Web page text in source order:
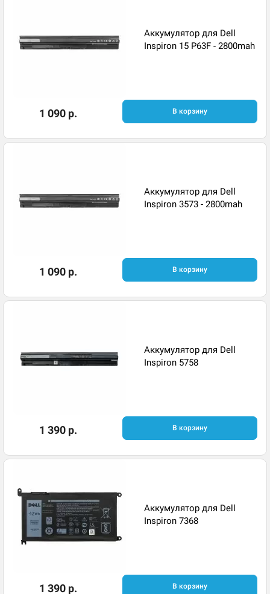
Аккумулятор для Dell
Inspiron 15 P63F - 2800mah
1 090 р. В корзину
Аккумулятор для Dell
Inspiron 3573 - 2800mah
1 090 р. В корзину
Аккумулятор для Dell
Inspiron 5758
1 390 р. В корзину
Аккумулятор для Dell
Inspiron 7368
1 390 р. В корзину